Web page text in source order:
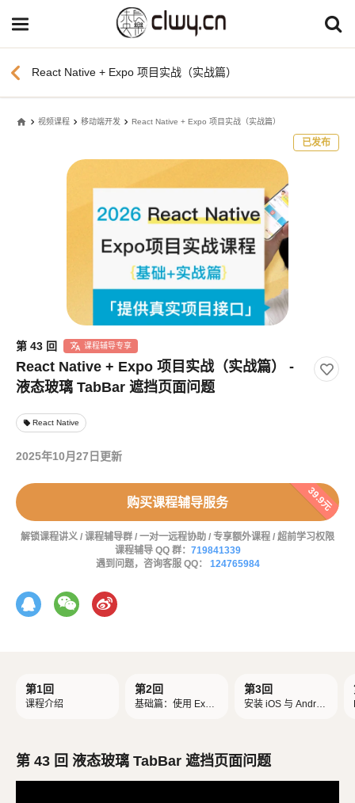
chevron_left React Native + Expo 项目实战（实战篇）
home 视频课程 移动端开发 React Native + Expo 项目实战（实战篇）
已发布
第 43 回 课程辅导专享
React Native + Expo 项目实战（实战篇） -
液态玻璃 TabBar 遮挡页面问题
local_offer React Native
2025年10月27日更新
购买课程辅导服务 39.9元
解锁课程讲义 / 课程辅导群 / 一对一远程协助 / 专享额外课程 / 超前学习权限
课程辅导 QQ 群： 719841339
遇到问题，咨询客服 QQ： 124765984
第1回
课程介绍
第2回
基础篇：使用 Expo
第3回
安装 iOS 与 Androi
第 43 回 液态玻璃 TabBar 遮挡页面问题